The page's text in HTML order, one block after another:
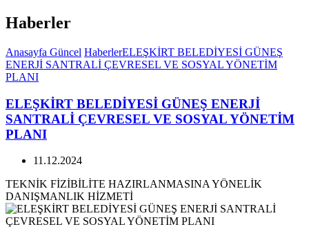
Haberler
Anasayfa Güncel HaberlerELEŞKİRT BELEDİYESİ GÜNEŞ
ENERJİ SANTRALİ ÇEVRESEL VE SOSYAL YÖNETİM
PLANI
ELEŞKİRT BELEDİYESİ GÜNEŞ ENERJİ
SANTRALİ ÇEVRESEL VE SOSYAL YÖNETİM
PLANI
11.12.2024
TEKNİK FİZİBİLİTE HAZIRLANMASINA YÖNELİK
DANIŞMANLIK HİZMETİ